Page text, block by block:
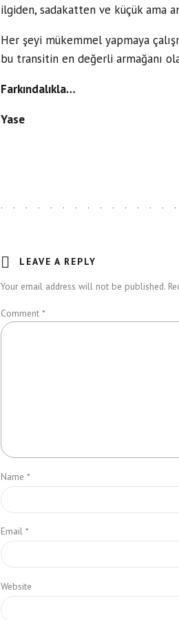
ilgiden, sadakatten ve küçük ama
Her şeyi mükemmel yapmaya
bu transitin en değerli armağanı
Farkındalıkla…
Yase
LEAVE A REPLY
Your email address will not be published.
Comment *
Name *
Email *
Website